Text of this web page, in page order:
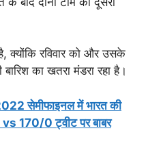
क्योंकि रविवार को और उसके
बारिश का खतरा मंडरा रहा है।
सेमीफाइनल में भारत की
170/0 ट्वीट पर बाबर